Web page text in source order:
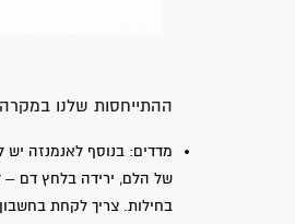
ההתייחסות שלנו
בחילות. צריך לקחת